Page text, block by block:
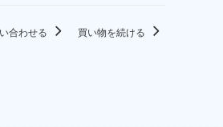
合わせる 買い物を続ける